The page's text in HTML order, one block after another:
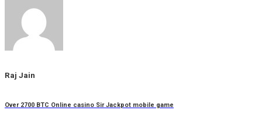
Raj Jain
Over 2700 BTC Online casino Sir Jackpot mobile game